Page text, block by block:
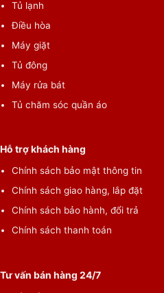
Tủ lạnh
Điều hòa
Máy giặt
Tủ đông
Máy rửa bát
Tủ chăm sóc quần áo
Hỗ trợ khách hàng
Chính sách bảo mật thông tin
Chính sách giao hàng, lắp đặt
Chính sách bảo hành, đổi trả
Chính sách thanh toán
Tư vấn bán hàng 24/7